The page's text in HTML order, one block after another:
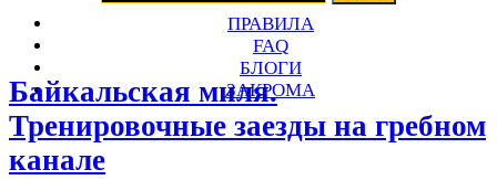
ПРАВИЛА
FAQ
БЛОГИ
ЗАКРОМА
Байкальская миля.
Тренировочные заезды на гребном
канале